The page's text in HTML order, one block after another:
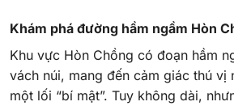
Khám phá đường hầm ngầm Hòn
Khu vực Hòn Chồng có đoạn hầm
vách núi, mang đến cảm giác thú vị
một lối “bí mật”. Tuy không dài,